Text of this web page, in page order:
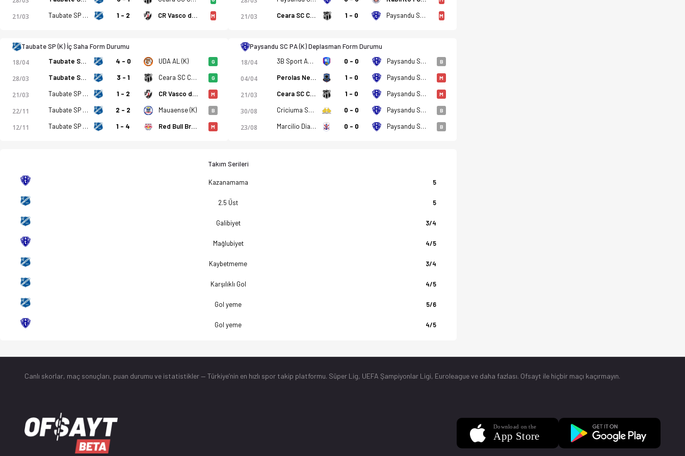
21/03 Taubate SP (K) 1 - 2 CR Vasco da Gama RJ (K) M 21/03 Ceara SC CE (K) 1 - 0 Paysandu SC PA (K) M
Taubate SP (K) İç Saha Form Durumu
18/04 Taubate SP (K) 4 - 0 UDA AL (K) G
28/03 Taubate SP (K) 3 - 1 Ceara SC CE (K) G
21/03 Taubate SP (K) 1 - 2 CR Vasco da Gama RJ (K) M
22/11 Taubate SP (K) 2 - 2 Mauaense (K) B
12/11 Taubate SP (K) 1 - 4 Red Bull Bragantino SP (K) M
Paysandu SC PA (K) Deplasman Form Durumu
18/04 3B Sport A&M (K) 0 - 0 Paysandu SC PA (K) B
04/04 Perolas Negras RJ (K) 1 - 0 Paysandu SC PA (K) M
21/03 Ceara SC CE (K) 1 - 0 Paysandu SC PA (K) M
30/08 Criciuma SC (K) 0 - 0 Paysandu SC PA (K) B
23/08 Marcilio Dias (K) 0 - 0 Paysandu SC PA (K) B
Takım Serileri
Kazanamama 5
2.5 Üst 5
Galibiyet 3/4
Mağlubiyet 4/5
Kaybetmeme 3/4
Karşılıklı Gol 4/5
Gol yeme 5/6
Gol yeme 4/5
Canlı skorlar, maç sonuçları, puan durumu ve istatistikler — Türkiye’nin en hızlı spor takip platformu. Süper Lig, UEFA Şampiyonlar Ligi, Euroleague ve daha fazlası. Ofsayt ile hiçbir maçı kaçırmayın.